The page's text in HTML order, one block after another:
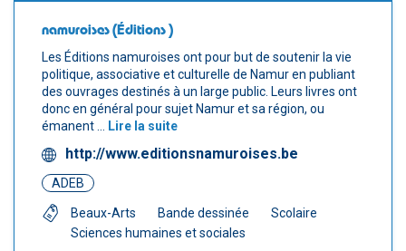
namuroises (Éditions )
Les Éditions namuroises ont pour but de soutenir la vie
politique, associative et culturelle de Namur en publiant
des ouvrages destinés à un large public. Leurs livres ont
donc en général pour sujet Namur et sa région, ou
émanent ...
Lire la suite
http://www.editionsnamuroises.be
ADEB
Beaux-Arts Bande dessinée
Scolaire
Sciences humaines et sociales